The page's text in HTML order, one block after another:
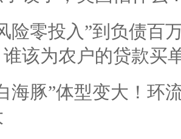
险零投入”到负债百
该为农户的贷款买
海豚”体型变大！环